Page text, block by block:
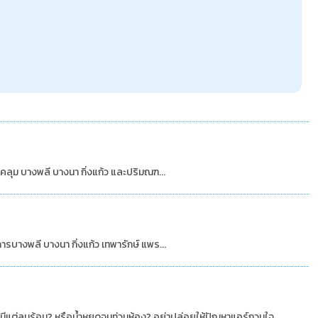
ม บางพลี บางนา กิ่งแก้ว และปริมณฑ...
บางพลี บางนา กิ่งแก้ว เทพารักษ์ แพร...